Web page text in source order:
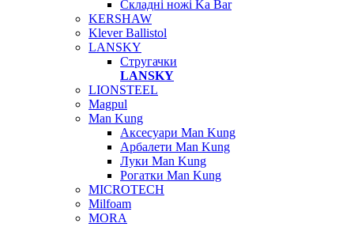
Складні ножі Ka Bar
KERSHAW
Klever Ballistol
LANSKY
Стругачки
LANSKY
LIONSTEEL
Magpul
Man Kung
Аксесуари Man Kung
Арбалети Man Kung
Луки Man Kung
Рогатки Man Kung
MICROTECH
Milfoam
MORA